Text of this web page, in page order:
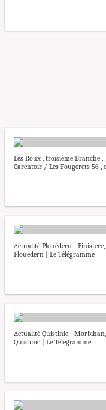
Les Roux , troisième Branche ,
Carentoir / Les Fougerets 56 ,
Actualité Plouédern -
Plouédern | Le Télégramme
Actualité Quistinic -
Quistinic | Le Télégramme